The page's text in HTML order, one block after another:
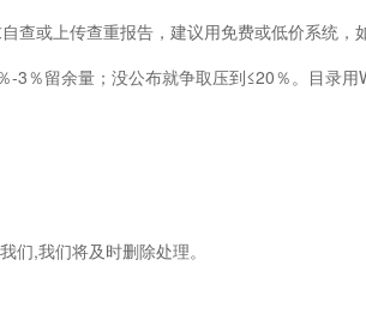
查或上传查重报告，建议用免费或低价系统，
3％留余量；没公布就争取压到≤20％。目录
们,我们将及时删除处理。